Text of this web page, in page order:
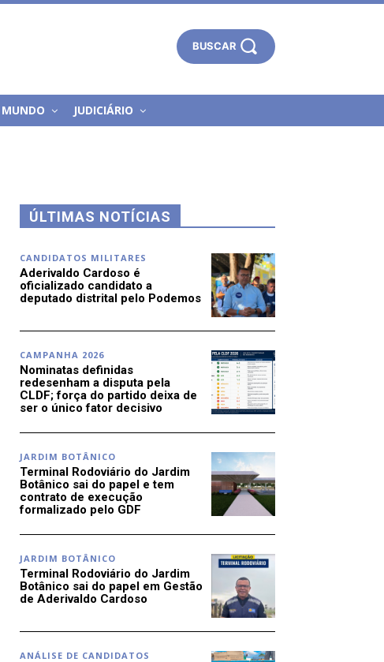
BUSCAR
MUNDO JUDICIÁRIO
ÚLTIMAS NOTÍCIAS
CANDIDATOS MILITARES
Aderivaldo Cardoso é
oficializado candidato a
deputado distrital pelo Podemos
CAMPANHA 2026
Nominatas definidas
redesenham a disputa pela
CLDF; força do partido deixa de
ser o único fator decisivo
JARDIM BOTÂNICO
Terminal Rodoviário do Jardim
Botânico sai do papel e tem
contrato de execução
formalizado pelo GDF
JARDIM BOTÂNICO
Terminal Rodoviário do Jardim
Botânico sai do papel em Gestão
de Aderivaldo Cardoso
ANÁLISE DE CANDIDATOS